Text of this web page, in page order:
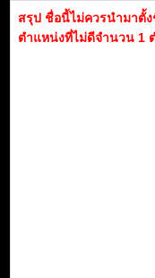
สรุป ชื่อนี้ไม่ควรนำมาตั้ง
ตำแหน่งที่ไม่ดีจำนวน 1